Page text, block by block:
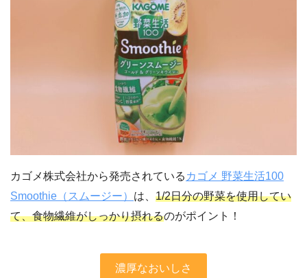
カゴメ株式会社から発売されている カゴメ 野菜生活100
Smoothie（スムージー） は、 1/2日分の野菜を使用してい
て、食物繊維がしっかり摂れるのがポイント！
濃厚なおいしさ